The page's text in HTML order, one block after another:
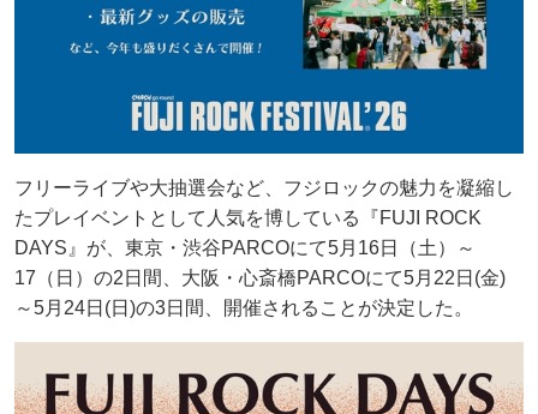
フリーライブや大抽選会など、フジロックの魅力を凝縮し
たプレイベントとして人気を博している『FUJI ROCK
DAYS』が、東京・渋谷PARCOにて5月16日（土）～
17（日）の2日間、大阪・心斎橋PARCOにて5月22日(金)
～5月24日(日)の3日間、開催されることが決定した。